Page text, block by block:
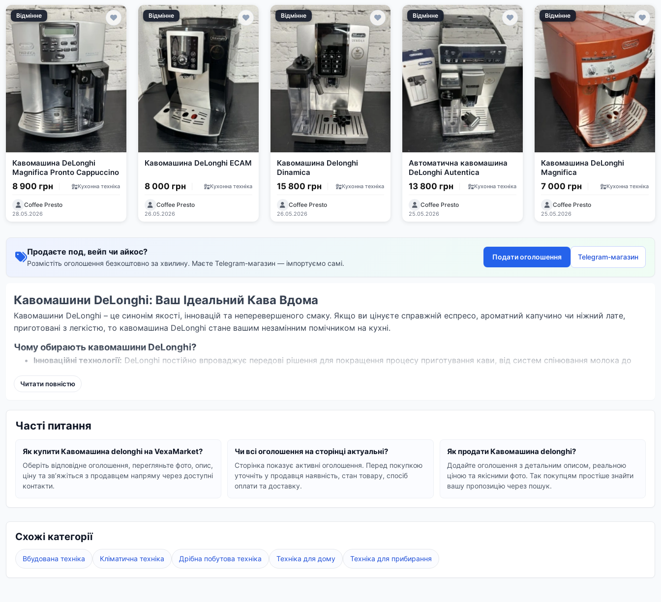
Відмінне
Кавомашина DeLonghi
Magnifica Pronto Cappuccino
8 900 грн Кухонна техніка
Coffee Presto
28.05.2026
Відмінне
Кавомашина DeLonghi ECAM
8 000 грн Кухонна техніка
Coffee Presto
26.05.2026
Відмінне
Кавомашина Delonghi
Dinamica
15 800 грн Кухонна техніка
Coffee Presto
26.05.2026
Відмінне
Автоматична кавомашина
DeLonghi Autentica
13 800 грн Кухонна техніка
Coffee Presto
25.05.2026
Відмінне
Кавомашина DeLonghi
Magnifica
7 000 грн Кухонна техніка
Coffee Presto
25.05.2026
Продаєте под, вейп чи айкос?
Розмістіть оголошення безкоштовно за хвилину. Маєте Telegram-магазин — імпортуємо самі.
Подати оголошення Telegram-магазин
Кавомашини DeLonghi: Ваш Ідеальний Кава Вдома
Кавомашини DeLonghi – це синонім якості, інновацій та неперевершеного смаку. Якщо ви цінуєте справжній еспресо, ароматний капучино чи ніжний лате,
приготовані з легкістю, то кавомашина DeLonghi стане вашим незамінним помічником на кухні.
Чому обирають кавомашини DeLonghi?
Інноваційні технології: DeLonghi постійно впроваджує передові рішення для покращення процесу приготування кави, від систем спінювання молока до
Різноманітність моделей:
DeLonghi максимально комфортною.
Популярні моделі кавомашин DeLonghi:
Серед найбільш затребуваних лінійок:
Сучасні автоматичні кавомашини з сенсорним дисплеєм та широким вибором напоїв.
Magnifica:Класичні моделі, що поєднують функціональність та доступність, ідеально підходять для приготування еспресо та капучино.
Eletta:Преміальні апарати з розширеними можливостями, включаючи приготування різноманітних молочних напоїв одним натисканням.
Autentica:Компактні та стильні кавомашини, що пропонують зручність та якість приготування.
Придбаваючи кавомашину DeLonghi, ви інвестуєте в щоденну насолоду ідеальною кавою. Ознайомтеся з пропозиціями та виберіть модель, яка відповідає
вашим уподобанням та стилю життя.
Читати повністю
Часті питання
Як купити Кавомашина delonghi на VexaMarket?
Оберіть відповідне оголошення, перегляньте фото, опис,
ціну та звʼяжіться з продавцем напряму через доступні
контакти.
Чи всі оголошення на сторінці актуальні?
Сторінка показує активні оголошення. Перед покупкою
уточніть у продавця наявність, стан товару, спосіб
оплати та доставку.
Як продати Кавомашина delonghi?
Додайте оголошення з детальним описом, реальною
ціною та якісними фото. Так покупцям простіше знайти
вашу пропозицію через пошук.
Схожі категорії
Вбудована техніка Кліматична техніка Дрібна побутова техніка Техніка для дому Техніка для прибирання